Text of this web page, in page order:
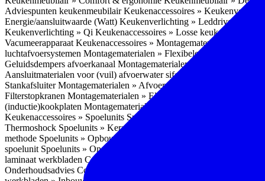
Adviespunten keukenmeubilairKeukenaccessoires »
Energie/aansluitwaarde (Watt) Keukenverlichting » Leddriver
Keukenverlichting » Qi Keukenaccessoires » Losse keukenapparaten
Vacumeerapparaat Keukenaccessoires » Montagematerialen
luchtafvoersystemen Montagematerialen » Flexibele (ronde)
Geluidsdempers afvoerkanaal Montagematerialen » Aansluitmaterialen
Aansluitmaterialen voor (vuil) afvoerwater sifons
StankafsluiterMontagematerialen » Afvoerpluggen t.b.v. spoelunits
Filterstopkranen Montagematerialen » Elektra aansluitmateriaal
(inductie)kookplaten Montagematerialen » Combiregelaar
Keukenaccessoires » Spoelunits Spoelunits » Types/soorten
Thermoshock Spoelunits » Keramiek
methode Spoelunits » Opbouw methode
spoelunit Spoelunits » Onderhoud
laminaat werkbladen Compact laminaat werkbladen » Nadelen
Onderhoudsadvies Compact laminaat